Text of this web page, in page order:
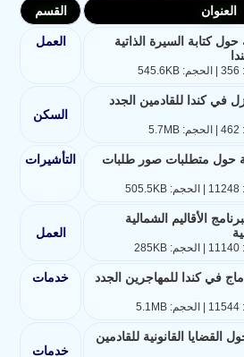
العنوان القسم
حول كتابة السيرة الذاتية
العمل
في كندا للقادمين الجدد
السكن
حول متطلبات صور طلبات
التأشيرات
الأقاليم الشمالية
العمل
في كندا للمهاجرين الجدد
خدمات
القضايا القانونية للقادمين
خدمات